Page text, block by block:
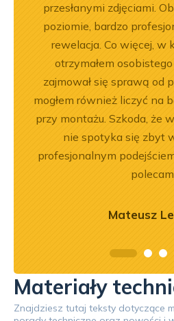
przesłanymi zdjęciami.
poziomie, bardzo
rewelacja. Co więcej, w
otrzymałem
zajmował się sprawą od
mogłem również liczyć na
przy montażu. Szkoda, że
nie spotyka się zbyt
profesjonalnym
Mateusz
Materiały
Znajdziesz tutaj teksty dotyczące